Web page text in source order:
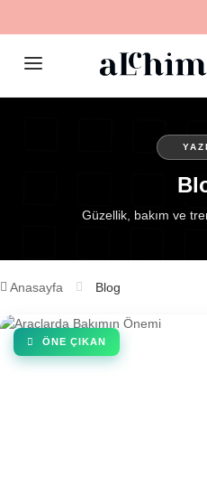
Güzellik, bakım ve
Anasayfa Blog
ÖNE ÇIKAN